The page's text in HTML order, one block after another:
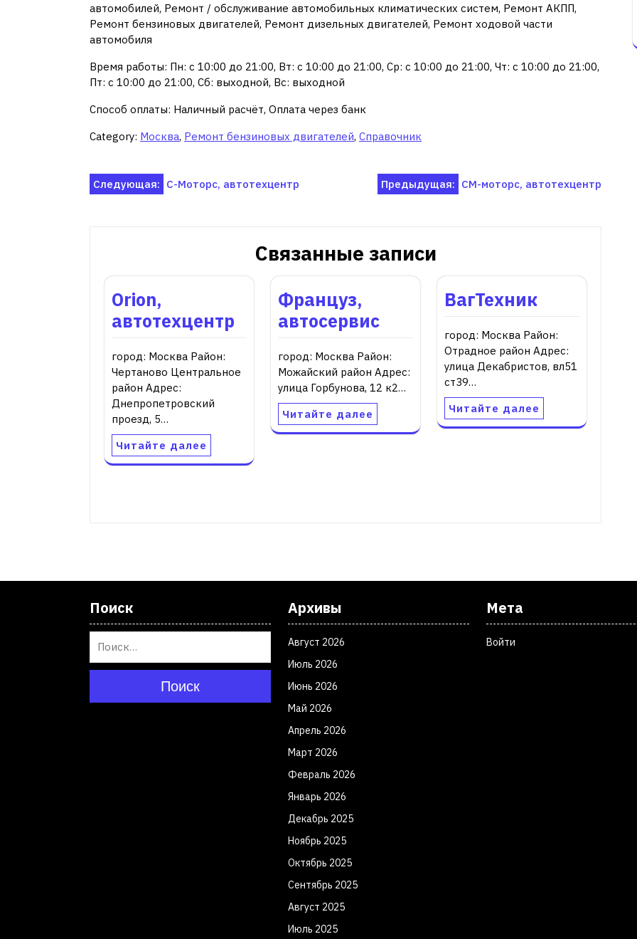
автомобилей, Ремонт / обслуживание автомобильных климатических систем, Ремонт АКПП,
Ремонт бензиновых двигателей, Ремонт дизельных двигателей, Ремонт ходовой части
автомобиля
Время работы: Пн: с 10:00 до 21:00, Вт: с 10:00 до 21:00, Ср: с 10:00 до 21:00, Чт: с 10:00 до 21:00,
Пт: с 10:00 до 21:00, Сб: выходной, Вс: выходной
Способ оплаты: Наличный расчёт, Оплата через банк
Category: Москва, Ремонт бензиновых двигателей, Справочник
Навигация
Предыдущая: СМ-моторс, автотехцентр
Следующая: С-Моторс, автотехцентр
Связанные записи
Orion,
автотехцентр
город: Москва Район:
Чертаново Центральное
район Адрес:
Днепропетровский
проезд, 5…
Читайте далее
Француз,
автосервис
город: Москва Район:
Можайский район Адрес:
улица Горбунова, 12 к2…
Читайте далее
ВагТехник
город: Москва Район:
Отрадное район Адрес:
улица Декабристов, вл51
ст39…
Читайте далее
Поиск
Поиск
Архивы
Август 2026
Июль 2026
Июнь 2026
Май 2026
Апрель 2026
Март 2026
Февраль 2026
Январь 2026
Декабрь 2025
Ноябрь 2025
Октябрь 2025
Сентябрь 2025
Август 2025
Июль 2025
Мета
Войти